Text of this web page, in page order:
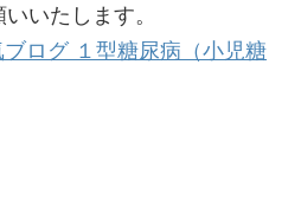
いたします。